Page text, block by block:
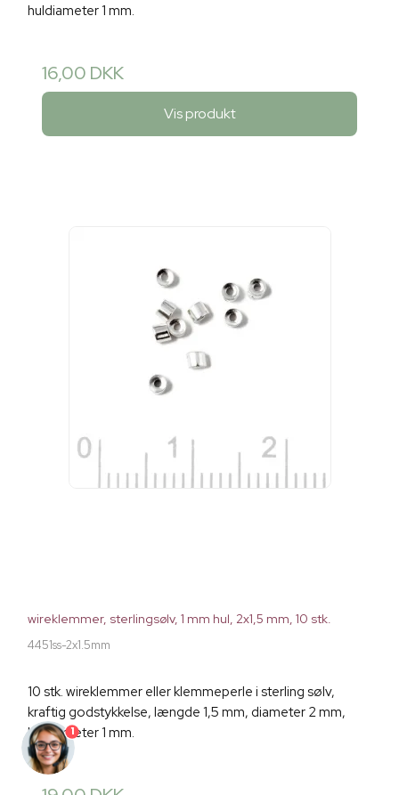
huldiameter 1 mm.
16,00 DKK
Vis produkt
wireklemmer, sterlingsølv, 1 mm hul, 2x1,5 mm, 10 stk.
4451ss-2x1.5mm
10 stk. wireklemmer eller klemmeperle i sterling sølv,
kraftig godstykkelse, længde 1,5 mm, diameter 2 mm,
huldiameter 1 mm.
1